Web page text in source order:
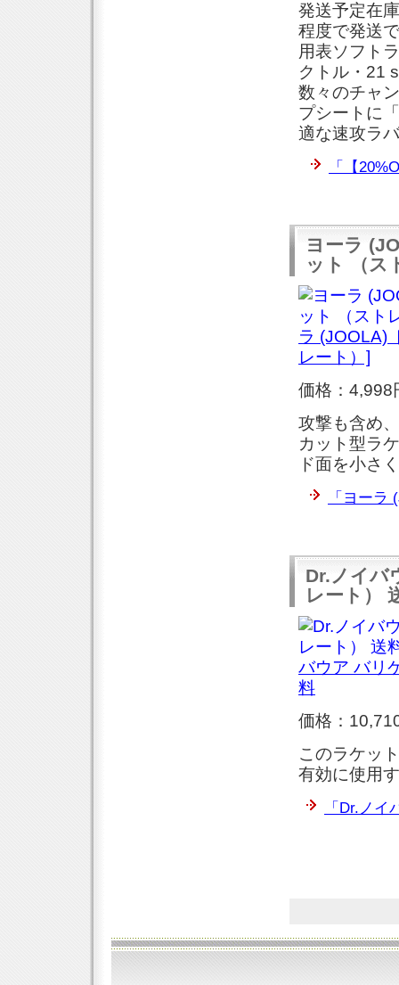
発送予定在
程度で発送
用表ソフト
クトル・21
数々のチャ
プシートに
適な速攻ラ
「【
ヨーラ
ット （ス
ラ (JOOLA)
レート）]
価格：4,998
攻撃も含め
カット型ラ
ド面を小さ
「ヨー
Dr.ノイバ
レート）
バウア バリ
料
価格：
このラケッ
有効に使用
「Dr.ノ